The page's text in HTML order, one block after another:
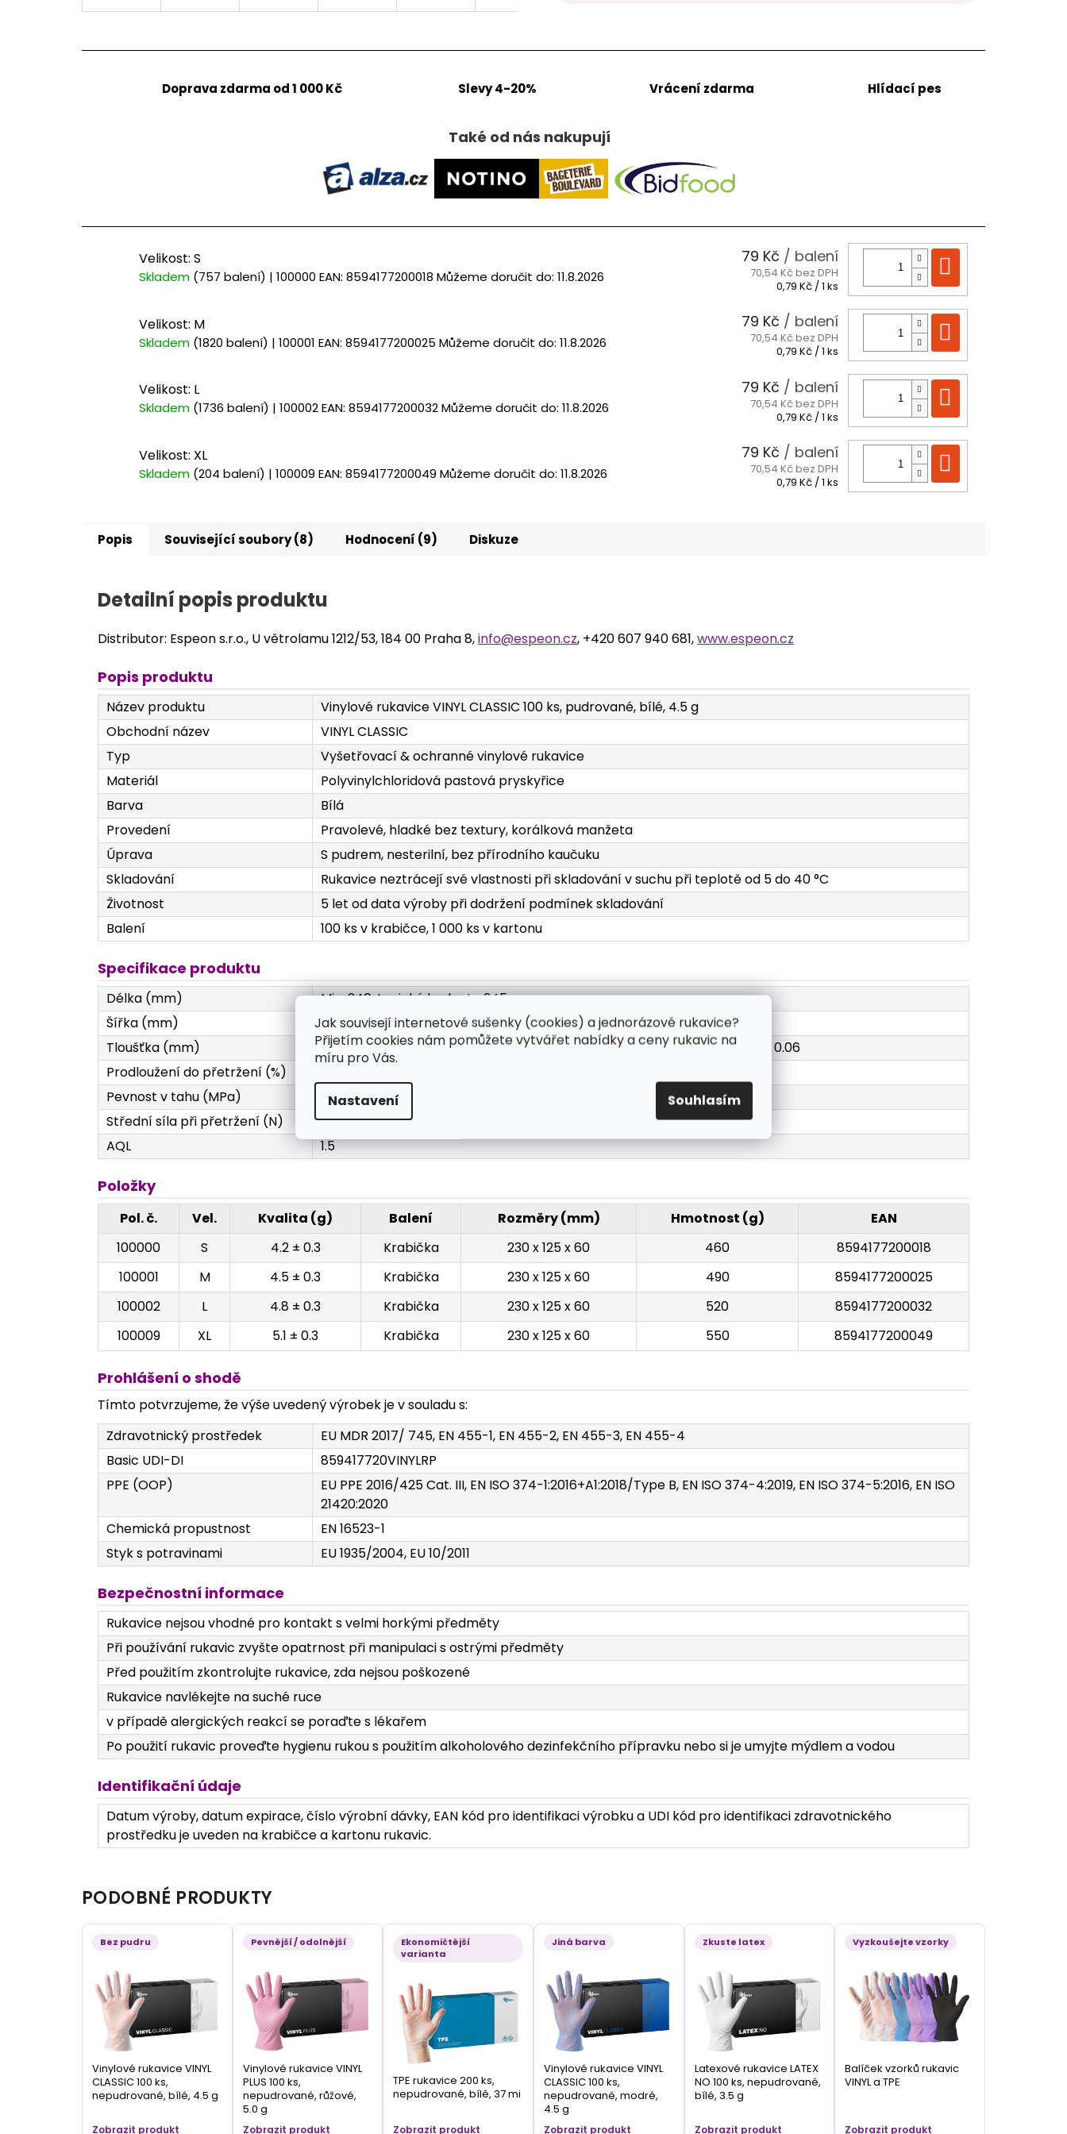
Jak souvisejí internetové sušenky (cookies) a jednorázové rukavice?
Přijetím cookies nám pomůžete vytvářet nabídky a ceny rukavic na
míru pro Vás.
Nastavení Souhlasím
Doprava zdarma od 1 000 Kč Slevy 4-20% Vrácení zdarma Hlídací pes
Také od nás nakupují
Velikost: S
Skladem (757 balení) | 100000 EAN: 8594177200018 Můžeme doručit do: 11.8.2026
79 Kč / balení
70,54 Kč bez DPH
Měrná
0,79 Kč / 1 ks
Velikost: M
Skladem (1820 balení) | 100001 EAN: 8594177200025 Můžeme doručit do: 11.8.2026
79 Kč / balení
70,54 Kč bez DPH
Měrná
0,79 Kč / 1 ks
Velikost: L
Skladem (1736 balení) | 100002EAN: 8594177200032Můžeme doručit do: 11.8.2026
79 Kč / balení
70,54 Kč bez DPH
Měrná
0,79 Kč / 1 ks
Velikost: XL
Skladem (204 balení) | 100009 EAN: 8594177200049 Můžeme doručit do: 11.8.2026
79 Kč / balení
70,54 Kč bez DPH
Měrná
0,79 Kč / 1 ks
Popis Související soubory (8) Hodnocení (9) Diskuze
Detailní popis produktu
Distributor: Espeon s.r.o., U větrolamu 1212/53, 184 00 Praha 8,info@espeon.cz, +420 607 940 681,www.espeon.cz
Popis produktu
Název produktu
Vinylové rukavice VINYL CLASSIC 100 ks, pudrované, bílé, 4.5 g
Obchodní název
VINYL CLASSIC
Typ
Vyšetřovací & ochranné vinylové rukavice
Materiál
Polyvinylchloridová pastová pryskyřice
Barva
Bílá
Provedení
Pravolevé, hladké bez textury, korálková manžeta
Úprava
S pudrem, nesterilní, bez přírodního kaučuku
Skladování
Rukavice neztrácejí své vlastnosti při skladování v suchu při teplotě od 5 do 40 °C
Životnost
5 let od data výroby při dodržení podmínek skladování
Balení
100 ks v krabičce, 1 000 ks v kartonu
Specifikace produktu
Délka (mm)
Min. 240, typická hodnota 245
Šířka (mm)
XS 76 ± 4; S 86 ± 4; M 98 ± 4; L 107 ± 4; XL 115 ± 4; XXL 124 ± 4
Tloušťka (mm)
Prsty: 0.06 ± 0.01, typická hodnota 0.06; Dlaň: 0.06 ± 0.01, typická hodnota 0.06
Prodloužení do přetržení (%)
Pevnost v tahu (MPa)
Min. 11, typická hodnota 11.4
Střední síla při přetržení (N)
Min. 3.6, typická hodnota 3.7
AQL
1.5
Položky
Pol. č. Vel. Kvalita (g) Balení Rozměry (mm) Hmotnost (g)
EAN
100000
S 4.2 ± 0.3 Krabička 230 x 125 x 60 460
8594177200018
100001
M 4.5 ± 0.3 Krabička 230 x 125 x 60 490
8594177200025
100002
L 4.8 ± 0.3 Krabička 230 x 125 x 60 520
8594177200032
100009
XL 5.1 ± 0.3 Krabička 230 x 125 x 60 550 8594177200049
Prohlášení o shodě
Tímto potvrzujeme, že výše uvedený výrobek je v souladu s:
Zdravotnický prostředek
EU MDR 2017/ 745, EN 455-1, EN 455-2, EN 455-3, EN 455-4
Basic UDI-DI
859417720VINYLRP
PPE (OOP)
EU PPE 2016/425 Cat. III, EN ISO 374-1:2016+A1:2018/Type B, EN ISO 374-4:2019, EN ISO 374-5:2016, EN ISO
21420:2020
Chemická propustnost
EN 16523-1
Styk s potravinami
EU 1935/2004, EU 10/2011
Bezpečnostní informace
Rukavice nejsou vhodné pro kontakt s velmi horkými předměty
Při používání rukavic zvyšte opatrnost při manipulaci s ostrými předměty
Před použitím zkontrolujte rukavice, zda nejsou poškozené
Rukavice navlékejte na suché ruce
v případě alergických reakcí se poraďte s lékařem
Po použití rukavic proveďte hygienu rukou s použitím alkoholového dezinfekčního přípravku nebo si je umyjte mýdlem a vodou
Identifikační údaje
Datum výroby, datum expirace, číslo výrobní dávky, EAN kód pro identifikaci výrobku a UDI kód pro identifikaci zdravotnického
prostředku je uveden na krabičce a kartonu rukavic.
PODOBNÉ PRODUKTY
Bez pudru
Vinylové rukavice VINYL
CLASSIC 100 ks,
nepudrované, bílé, 4.5 g
Zobrazit produkt
Pevnější / odolnější
Vinylové rukavice VINYL
PLUS 100 ks,
nepudrované, růžové,
5.0 g
Zobrazit produkt
Ekonomičtější
varianta
TPE rukavice 200 ks,
nepudrované, bílé, 37 mi
Zobrazit produkt
Jiná barva
Vinylové rukavice VINYL
CLASSIC 100 ks,
nepudrované, modré,
4.5 g
Zobrazit produkt
Zkuste latex
Latexové rukavice LATEX
NO 100 ks, nepudrované,
bílé, 3.5 g
Zobrazit produkt
Vyzkoušejte vzorky
Balíček vzorků rukavic
VINYL a TPE
Zobrazit produkt